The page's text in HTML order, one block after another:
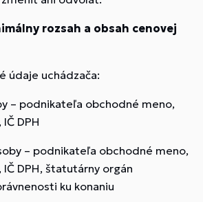
rozsah a obsah cenovej
údaje uchádzača:
– podnikateľa obchodné meno,
DPH
– podnikateľa obchodné meno,
IČ DPH, štatutárny orgán
ku konaniu